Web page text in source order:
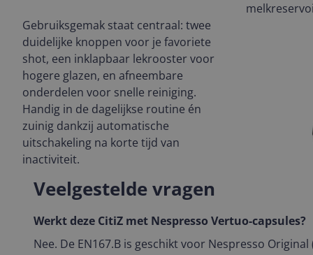
Gebruiksgemak staat centraal: twee
duidelijke knoppen voor je favoriete
shot, een inklapbaar lekrooster voor
hogere glazen, en afneembare
onderdelen voor snelle reiniging.
Handig in de dagelijkse routine én
zuinig dankzij automatische
uitschakeling na korte tijd van
inactiviteit.
Veelgestelde vragen
Werkt deze CitiZ met Nespresso Vertuo-capsules?
Nee. De EN167.B is geschikt voor Nespresso